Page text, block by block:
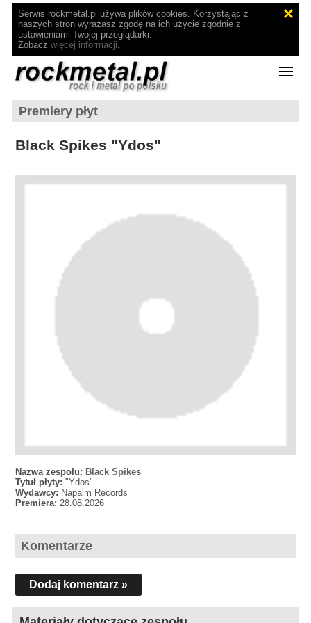
Serwis rockmetal.pl używa plików cookies. Korzystając z
naszych stron wyrażasz zgodę na ich użycie zgodnie z
ustawieniami Twojej przeglądarki.
Zobacz więcej informacji.
Premiery płyt
Black Spikes "Ydos"
Nazwa zespołu: Black Spikes
Tytuł płyty: "Ydos"
Wydawcy: Napalm Records
Premiera: 28.08.2026
Komentarze
Dodaj komentarz »